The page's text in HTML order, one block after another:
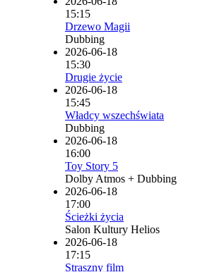
15:15
Drzewo Magii
Dubbing
2026-06-18
15:30
Drugie życie
2026-06-18
15:45
Władcy wszechświata
Dubbing
2026-06-18
16:00
Toy Story 5
Dolby Atmos + Dubbing
2026-06-18
17:00
Ścieżki życia
Salon Kultury Helios
2026-06-18
17:15
Straszny film